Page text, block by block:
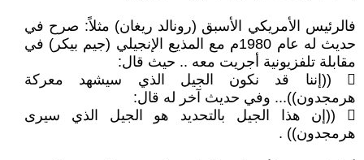
فالرئيس الأمريكي الأسبق (رونالد ريغان) مثلاً: صرح في
حديث له عام 1980م مع المذيع الإنجيلي (جيم بيكر) في
مقابلة تلفزيونية أجريت معه .. حيث قال:
 ((إننا قد نكون الجيل الذي سيشهد معركة
هرمجدون))... وفي حديث آخر له قال:
 ((إن هذا الجيل بالتحديد هو الجيل الذي سيرى
هرمجدون)) .